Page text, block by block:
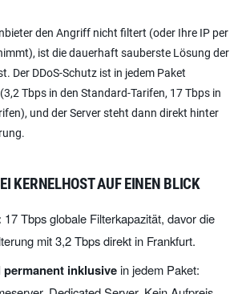
den Angriff nicht filtert (oder Ihre IP per
ist die dauerhaft sauberste Lösung der
Der DDoS-Schutz ist in jedem Paket
Tbps in den Standard-Tarifen, 17 Tbps in
und der Server steht dann direkt hinter
KERNELHOST AUF EINEN BLICK
17 Tbps globale Filterkapazität, davor die
mit 3,2 Tbps direkt in Frankfurt.
inklusivein jedem Paket: